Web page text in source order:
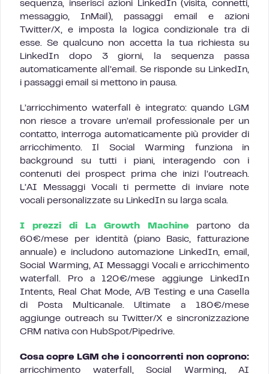
sequenza, inserisci azioni LinkedIn (visita, connetti,
messaggio, InMail), passaggi email e azioni
Twitter/X, e imposta la logica condizionale tra di
esse. Se qualcuno non accetta la tua richiesta su
LinkedIn dopo 3 giorni, la sequenza passa
automaticamente all’email. Se risponde su LinkedIn,
i passaggi email si mettono in pausa.
L’arricchimento waterfall è integrato: quando LGM
non riesce a trovare un’email professionale per un
contatto, interroga automaticamente più provider di
arricchimento. Il Social Warming funziona in
background su tutti i piani, interagendo con i
contenuti dei prospect prima che inizi l’outreach.
L’AI Messaggi Vocali ti permette di inviare note
vocali personalizzate su LinkedIn su larga scala.
I prezzi di La Growth Machine partono da
60€/mese per identità (piano Basic, fatturazione
annuale) e includono automazione LinkedIn, email,
Social Warming, AI Messaggi Vocali e arricchimento
waterfall. Pro a 120€/mese aggiunge LinkedIn
Intents, Real Chat Mode, A/B Testing e una Casella
di Posta Multicanale. Ultimate a 180€/mese
aggiunge outreach su Twitter/X e sincronizzazione
CRM nativa con HubSpot/Pipedrive.
Cosa copre LGM che i concorrenti non coprono:
arricchimento waterfall, Social Warming, AI